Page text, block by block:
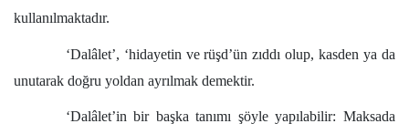
kullanılmaktadır.
‘Dalâlet’, ‘hidayetin ve rüşd’ün zıddı olup, kasden ya da
unutarak doğru yoldan ayrılmak demektir.
‘Dalâlet’in bir başka tanımı şöyle yapılabilir: Maksada